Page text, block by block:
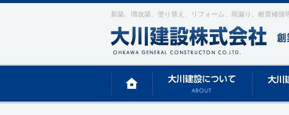
新築、増改築、塗り替え、リフォーム、雨漏り、耐震補強